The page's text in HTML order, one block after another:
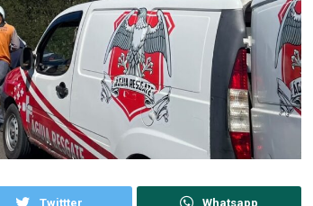
Twittter Whatsapp